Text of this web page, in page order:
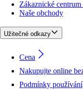
Zákaznické
Naše obchody
Užitečné odkazy
Cena
Nakupujte online
Podmínky používání